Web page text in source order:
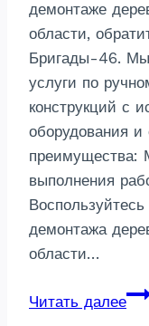
демонтаже
области,
Бригады-46. Мы
услуги по
конструкций с
оборудования
преимущества:
выполнения
демонтажа
области…
Читать далее